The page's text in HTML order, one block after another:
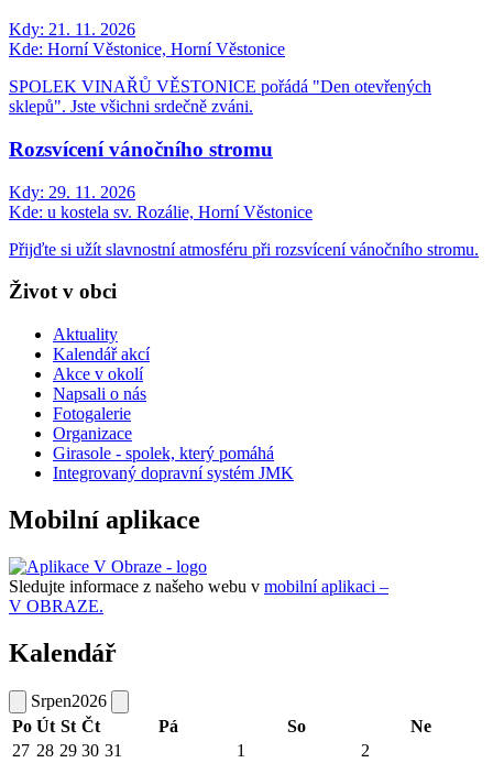
Kdy: 21. 11. 2026
Kde: Horní Věstonice, Horní Věstonice
SPOLEK VINAŘŮ VĚSTONICE pořádá "Den otevřených
sklepů". Jste všichni srdečně zváni.
Rozsvícení vánočního stromu
Kdy: 29. 11. 2026
Kde: u kostela sv. Rozálie, Horní Věstonice
Přijďte si užít slavnostní atmosféru při rozsvícení vánočního stromu.
Život v obci
Aktuality
Kalendář akcí
Akce v okolí
Napsali o nás
Fotogalerie
Organizace
Girasole - spolek, který pomáhá
Integrovaný dopravní systém JMK
Mobilní aplikace
Sledujte informace z našeho webu v mobilní aplikaci –
V OBRAZE.
Kalendář
Srpen2026
Po Út St Čt Pá So
Ne
27 28 29 30 31 1 2